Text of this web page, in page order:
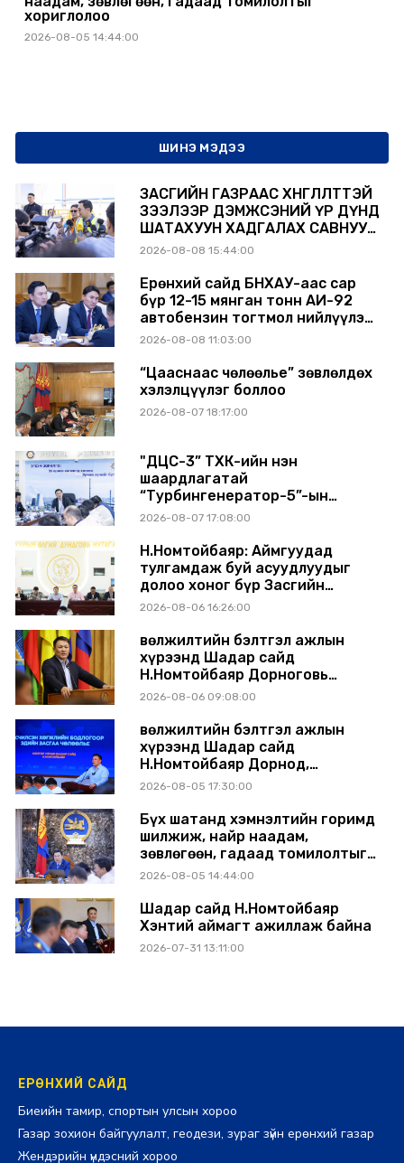
хориглолоо
2026-08-05 14:44:00
ШИНЭ МЭДЭЭ
ЗАСГИЙН ГАЗРААС ХӨНГӨЛӨЛТТЭЙ
ЗЭЭЛЭЭР ДЭМЖСЭНИЙ ҮР ДҮНД
ШАТАХУУН ХАДГАЛАХ САВНУУД
ЭХНЭЭСЭЭ АШИГЛАЛТАД ОРЖ
2026-08-08 15:44:00
Ерөнхий сайд БНХАУ-аас сар
бүр 12-15 мянган тонн АИ-92
автобензин тогтмол нийлүүлэх
хүсэлт тавилаа
2026-08-08 11:03:00
“Цааснаас чөлөөлье” зөвлөлдөх
хэлэлцүүлэг боллоо
2026-08-07 18:17:00
"ДЦС-3” ТӨХК-ийн нэн
шаардлагатай
“Турбингенератор-5”-ын
шинэчлэлийн төсвийг
2026-08-07 17:08:00
Н.Номтойбаяр: Аймгуудад
тулгамдаж буй асуудлуудыг
долоо хоног бүр Засгийн
газрын хуралдаанд
2026-08-06 16:26:00
Өвөлжилтийн бэлтгэл ажлын
хүрээнд Шадар сайд
Н.Номтойбаяр Дорноговь
аймагт ажиллав
2026-08-06 09:08:00
Өвөлжилтийн бэлтгэл ажлын
хүрээнд Шадар сайд
Н.Номтойбаяр Дорнод,
Сүхбаатар аймагт ажиллав
2026-08-05 17:30:00
Бүх шатанд хэмнэлтийн горимд
шилжиж, найр наадам,
зөвлөгөөн, гадаад томилолтыг
хориглолоо
2026-08-05 14:44:00
Шадар сайд Н.Номтойбаяр
Хэнтий аймагт ажиллаж байна
2026-07-31 13:11:00
ЕРӨНХИЙ САЙД
Биеийн тамир, спортын улсын хороо
Газар зохион байгуулалт, геодези, зураг зүйн ерөнхий газар
Жендэрийн үндэсний хороо